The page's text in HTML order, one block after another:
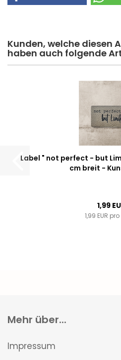
Kunden, welche diesen
haben auch folgende
Label " not perfect - but
cm breit -
1,99
1,99 EUR
Mehr über...
Impressum